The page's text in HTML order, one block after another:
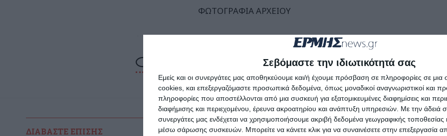
Σεβόμαστε την ιδιωτικότητά σας
Εμείς και οι συνεργάτες μας αποθηκεύουμε και/ή έχουμε πρόσβαση σε πληροφορίες σε
cookies, και επεξεργαζόμαστε προσωπικά δεδομένα, όπως μοναδικοί αναγνωριστικοί και
πληροφορίες που αποστέλλονται από μια συσκευή για εξατομικευμένες διαφημίσεις και
διαφήμισης και περιεχομένου, έρευνα ακροατηρίου και ανάπτυξη υπηρεσιών. Με την άδειά
συνεργάτες μας ενδέχεται να χρησιμοποιήσουμε ακριβή δεδομένα γεωγραφικής τοποθεσίας
μέσω σάρωσης συσκευών. Μπορείτε να κάνετε κλικ για να συναινέσετε στην επεξεργασία
ΦΩΤΟΓΡΑΦΙΑ ΑΡΧΕΙΟΥ
ΔΙΑΒΆΣΤΕ ΕΠΊΣΗΣ